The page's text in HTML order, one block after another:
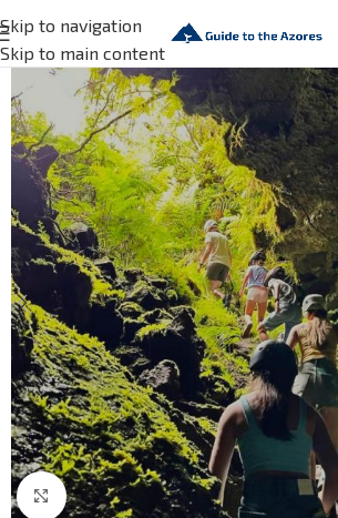
Skip to navigation
Skip to main content
Click to enlarge